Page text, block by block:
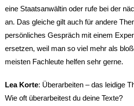
eine Staatsanwältin oder rufe bei der
an. Das gleiche gilt auch für andere
persönliches Gespräch mit einem
ersetzen, weil man so viel mehr als
meisten Fachleute helfen sehr gerne.
Lea Korte: Überarbeiten – das leidige
Wie oft überarbeitest du deine Texte?